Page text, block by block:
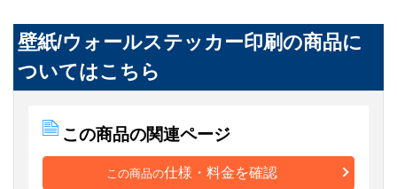
壁紙/ウォールステッカー印刷の商品に
ついてはこちら
この商品の関連ページ
この商品の仕様・料金を確認